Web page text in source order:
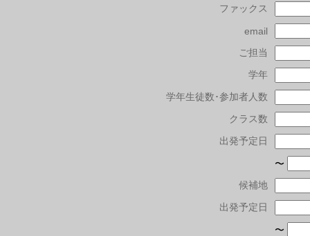
ファックス
email
ご担当
学年
学年生徒数･参加者人数
クラス数
出発予定日
〜
候補地
出発予定日
〜